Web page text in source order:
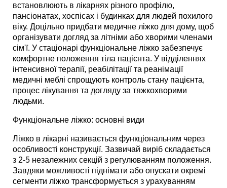
встановлюють в лікарнях різного профілю,
пансіонатах, хоспісах і будинках для людей похилого
віку. Доцільно придбати медичне ліжко для дому, щоб
організувати догляд за літніми або хворими членами
сім'ї. У стаціонарі функціональне ліжко забезпечує
комфортне положення тіла пацієнта. У відділеннях
інтенсивної терапії, реабілітації та реанімації
медичні меблі спрощують контроль стану пацієнта,
процес лікування та догляду за тяжкохворими
людьми.
Функціональне ліжко: основні види
Ліжко в лікарні називається функціональним через
особливості конструкції. Зазвичай виріб складається
з 2-5 незалежних секцій з регулюванням положення.
Завдяки можливості піднімати або опускати окремі
сегменти ліжко трансформується з урахуванням